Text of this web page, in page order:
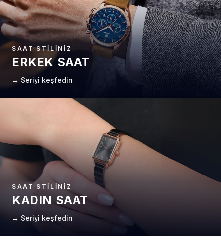
SAAT STILINIZ
ERKEK SAAT
→ Seriyi keşfedin
SAAT STILINIZ
KADIN SAAT
→ Seriyi keşfedin